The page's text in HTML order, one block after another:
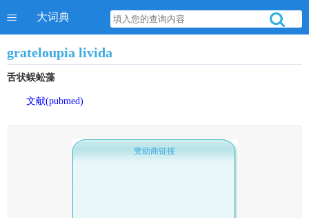
大词典
grateloupia livida
舌状蜈蚣藻
文献(pubmed)
赞助商链接